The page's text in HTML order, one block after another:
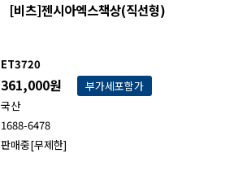
[비츠]젠시아엑스책상(직선형)
ET3720
361,000원
부가세포함가
국산
1688-6478
판매중[무제한]